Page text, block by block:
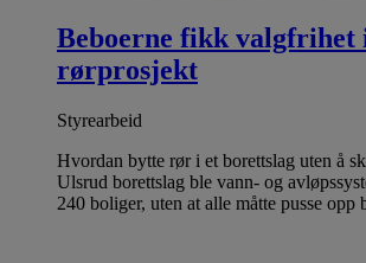
Beboerne fikk valgfrihet
rørprosjekt
Styrearbeid
Hvordan bytte rør i et borettslag uten å
Ulsrud borettslag ble vann- og
240 boliger, uten at alle måtte pusse opp